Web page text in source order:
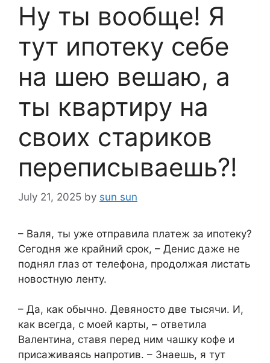
Ну ты вообще! Я
тут ипотеку себе
на шею вешаю, а
ты квартиру на
своих стариков
переписываешь?!
July 21, 2025 by sun sun
– Валя, ты уже отправила платеж за ипотеку?
Сегодня же крайний срок, – Денис даже не
поднял глаз от телефона, продолжая листать
новостную ленту.
– Да, как обычно. Девяносто две тысячи. И,
как всегда, с моей карты, – ответила
Валентина, ставя перед ним чашку кофе и
присаживаясь напротив. – Знаешь, я тут